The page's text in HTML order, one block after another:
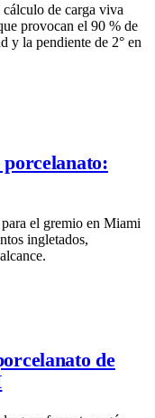
de carga viva
provocan el 90 % de
la pendiente de 2° en
el gremio en Miami
ingletados,
de